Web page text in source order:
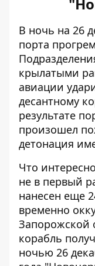
В ночь на 26
порта
крылатыми
авиации
десантному
результате
произошел
детонация
Что
не в первый
нанесен еще
временно
Запорожской
корабль
ночью 26